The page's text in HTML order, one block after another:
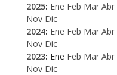
2025: Ene Feb Mar Abr
Nov Dic
2024: Ene Feb Mar Abr
Nov Dic
2023: Ene Feb Mar Abr
Nov Dic